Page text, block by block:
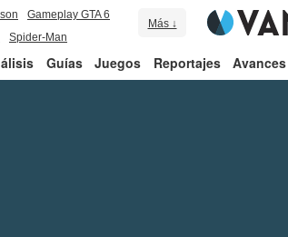
Gameplay GTA 6
Spider-Man
Más ↓
Guías Juegos Reportajes Avances